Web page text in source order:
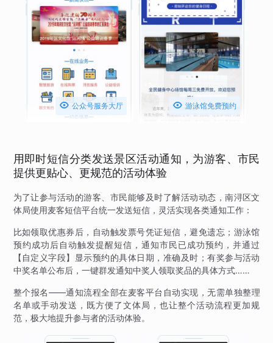
 公众号服务大厅  游泳馆免费预约
用即时短信分类发送景区活动通知，为游客、市民
提供更贴心、更规范的活动体验
为了让参与活动的游客、市民能够及时了解活动动态，南浔区文
体局使用麦客短信平台统一发送短信，灵活实现各类通知工作：
比如领取优惠券后，自动触发票号凭证短信，避免遗忘；游泳馆
预约成功后自动触发提醒短信，通知市民已成功预约，并通过
【自定义字段】显示预约的具体日期，准确及时；有奖参与活动
中奖名单公布后，一键群发通知中奖人领取奖品的具体方式……
整个报名——通知流程全部在麦客平台自动实现，无需单独整理
名单或手动发送，既方便了文体局，也让整个活动流程更加规
范，极大地提升参与者的活动体验。